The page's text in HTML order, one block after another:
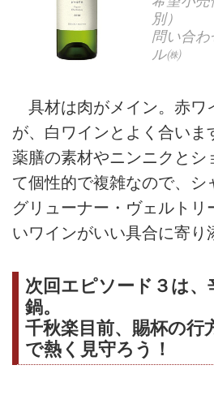
別）
問い合
ル㈱
具材は肉がメイン。赤ワ
が、白ワインとよく合いま
薬膳の素材やニンニクとシ
て個性的で複雑なので、シ
グリューナー・ヴェルトリ
いワインがいい具合に寄り
次回エピソード３は、
鍋。
千秋楽目前、賜杯の行
で熱く見守ろう！